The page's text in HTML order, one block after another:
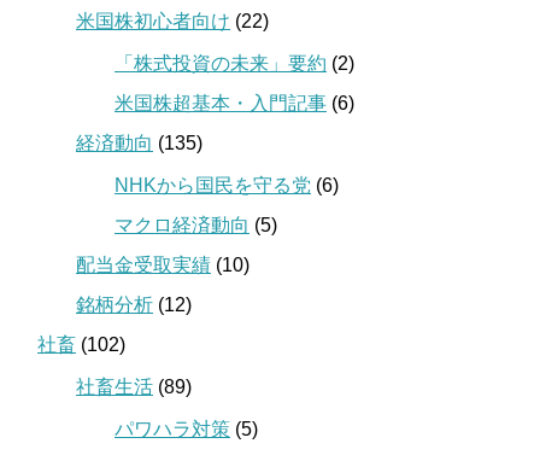
米国株初心者向け (22)
「株式投資の未来」要約 (2)
米国株超基本・入門記事 (6)
経済動向 (135)
NHKから国民を守る党 (6)
マクロ経済動向 (5)
配当金受取実績 (10)
銘柄分析 (12)
社畜 (102)
社畜生活 (89)
パワハラ対策 (5)